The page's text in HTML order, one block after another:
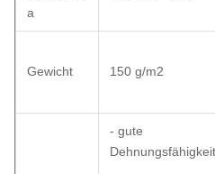
a
Gewicht 150 g/m2
- gute
Dehnungsfähigkeit